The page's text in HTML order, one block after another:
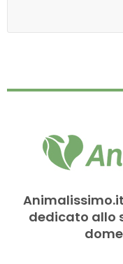
dedicato allo